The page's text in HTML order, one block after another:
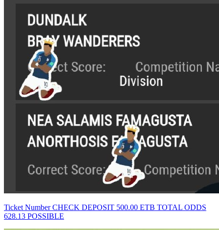
Ticket Number CHECK DEPOSIT 500.00 ETB TOTAL ODDS
628.13 POSSIBLE